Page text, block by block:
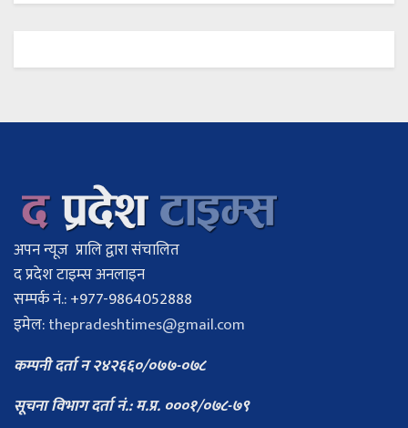
अपन न्यूज प्रालि द्वारा संचालित
द प्रदेश टाइम्स अनलाइन
सम्पर्क नं.: +977-9864052888
इमेल:thepradeshtimes@gmail.com
कम्पनी दर्ता न २४२६६०/०७७-०७८
सूचना विभाग दर्ता नं.: म.प्र. ०००१/०७८-७९